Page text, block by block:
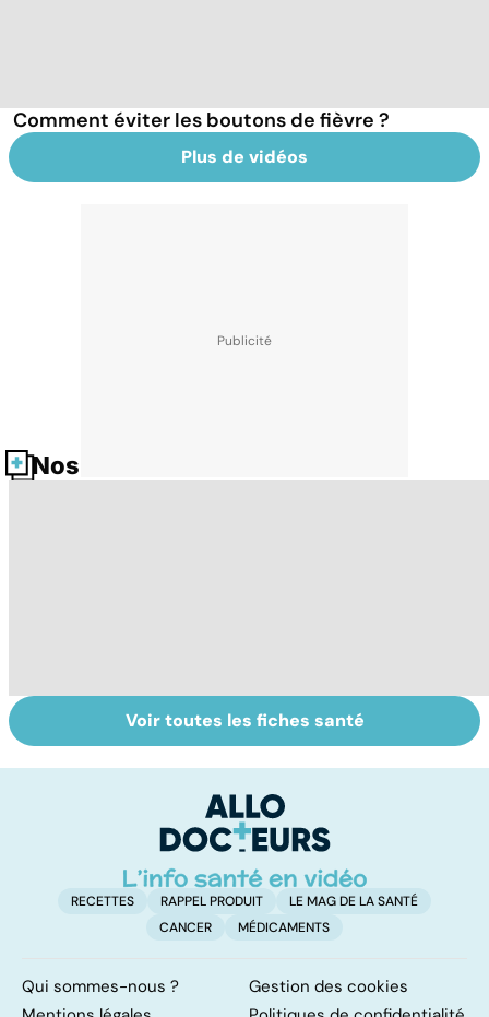
Comment éviter les boutons de fièvre ?
Plus de vidéos
Nos fiches santé
La tuberculose
pulmonaire
Femmes :
comment
Voir toutes les fiches santé
RECETTES RAPPEL PRODUIT
LE MAG DE LA SANTÉ
CANCER
MÉDICAMENTS
Qui sommes-nous ?
Gestion des cookies